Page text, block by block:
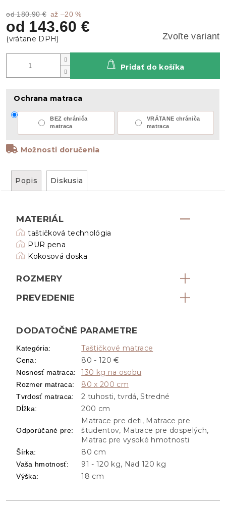
od 180.90 € až –20 %
od 143.60 €
Zvoľte variant
Ochrana matraca
BEZ chrániča
matraca
VRÁTANE chrániča
matraca
Možnosti doručenia
Pridať do košíka
Popis Diskusia
MATERIÁL
taštičková technológia
PUR pena
Kokosová doska
ROZMERY
PREVEDENIE
DODATOČNÉ PARAMETRE
Kategória: Taštičkové matrace
Cena: 80 - 120 €
Nosnosť matraca: 130 kg na osobu
Rozmer matraca: 80 x 200 cm
Tvrdosť matraca: 2 tuhosti, tvrdá, Stredné
Dĺžka: 200 cm
Odporúčané pre:
Matrace pre deti, Matrace pre
študentov, Matrace pre dospelých,
Matrac pre vysoké hmotnosti
Šírka: 80 cm
Vaša hmotnosť: 91 - 120 kg, Nad 120 kg
Výška: 18 cm